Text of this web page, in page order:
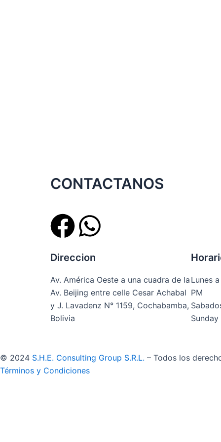
CONTACTANOS
F
a
c
e
b
o
o
W
h
a
t
a
p
Direccion
Av. América Oeste a una cuadra de la
Av. Beijing entre celle Cesar Achabal
y J. Lavadenz N° 1159, Cochabamba,
Bolivia
Lunes
PM
© 2024 S.H.E. Consulting Group S.R.L. – Todos los
Términos y Condiciones